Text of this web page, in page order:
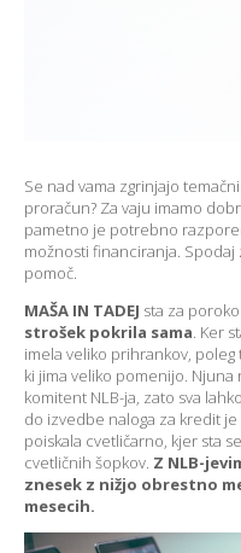
Se nad vama zgrinjajo
proračun? Za vaju imamo
pametno je potrebno
možnosti financiranja. Spodaj
pomoč.
MAŠA IN TADEJ sta za
strošek pokrila sama. Ker
imela veliko prihrankov, poleg
ki jima veliko pomenijo. Njuna
komitent NLB-ja, zato sva
do izvedbe naloga za kredit
poiskala cvetličarno, kjer sta
cvetličnih šopkov. Z NLB-
znesek z nižjo obrestno
mesecih.